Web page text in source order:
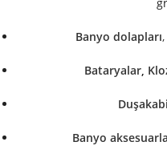
Banyo dolapları,
Bataryalar,
Banyo